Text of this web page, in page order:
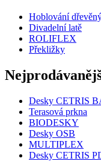
Hoblování
Divadelní latě
ROLIFLEX
Překližky
Desky CETRIS
Terasová prkna
BIODESKY
Desky OSB
MULTIPLEX
Desky CETRIS